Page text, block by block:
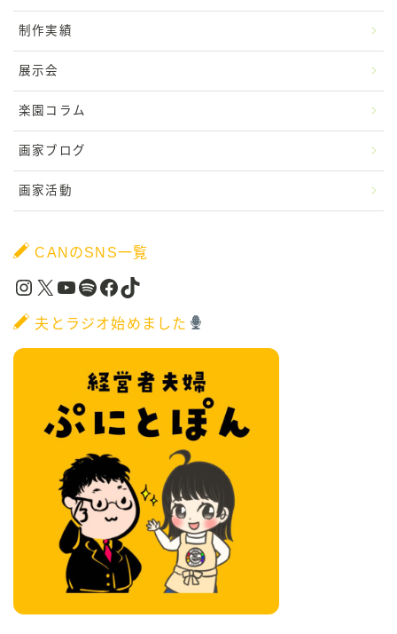
制作実績
展示会
楽園コラム
画家ブログ
画家活動
CANのSNS一覧
Instagram X YouTube Spotify Facebook TikTok
夫とラジオ始めました